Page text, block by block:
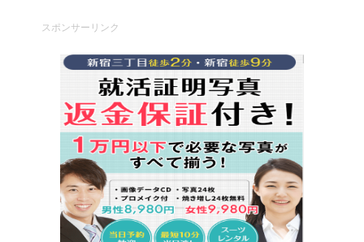
スポンサーリンク